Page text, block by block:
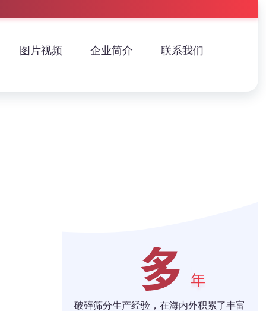
图片视频 企业简介 联系我们
破碎筛分生产经验，在海内外积累了丰富